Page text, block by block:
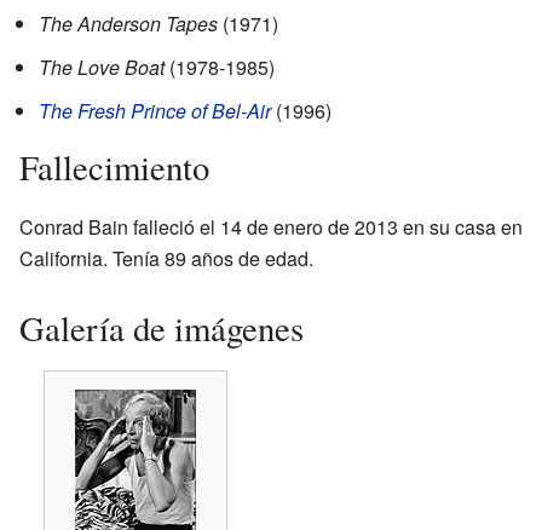
The Anderson Tapes (1971)
The Love Boat(1978-1985)
The Fresh Prince of Bel-Air(1996)
Fallecimiento
Conrad Bain falleció el 14 de enero de 2013 en su casa en
California. Tenía 89 años de edad.
Galería de imágenes